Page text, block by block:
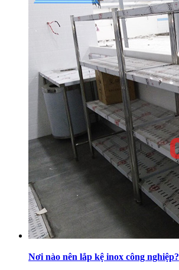
Nơi nào nên lắp kệ inox công nghiệp?